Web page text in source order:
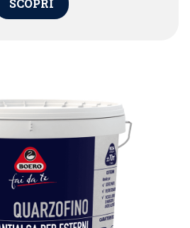
SCOPRI